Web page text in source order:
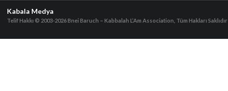
Kabala Medya
Telif Hakkı © 2003-2026Bnei Baruch – Kabbalah L’Am Association, Tüm Hakları Saklıdır